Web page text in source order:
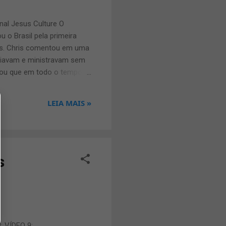
Jesus Culture O
o Brasil pela primeira
Chris comentou em uma
e ministravam sem
que em todo o tempo é
e Come Away e
e querem voltar mais
Sobre o Jesus
LEIA MAIS »